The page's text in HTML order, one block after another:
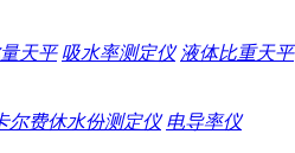
天平 吸水率测定仪 液体比重天平
尔费休水份测定仪 电导率仪